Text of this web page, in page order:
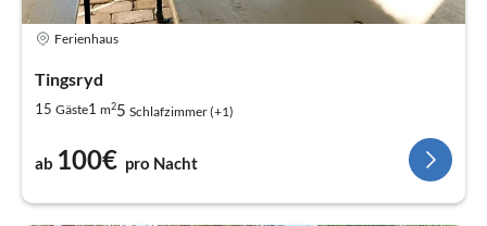
Ferienhaus
Tingsryd
15 Gäste1 m25 Schlafzimmer (+1)
ab 100€ pro Nacht